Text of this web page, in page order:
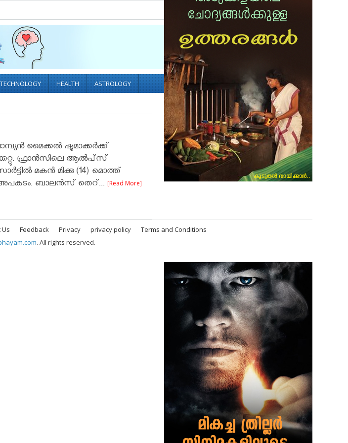
Socialize with us
TECHNOLOGY HEALTH ASTROLOGY
മൈക്കല്‍ ഷൂമാക്കര്‍ക്ക്
ഫ്രാന്‍സിലെ ആല്‍പ്‌സ്
മകന്‍ മിക്കു (14) മൊത്ത്
ബാലന്‍സ് തെറ്... [Read More]
Us Feedback Privacy privacy policy
Terms and Conditions
. All rights reserved.